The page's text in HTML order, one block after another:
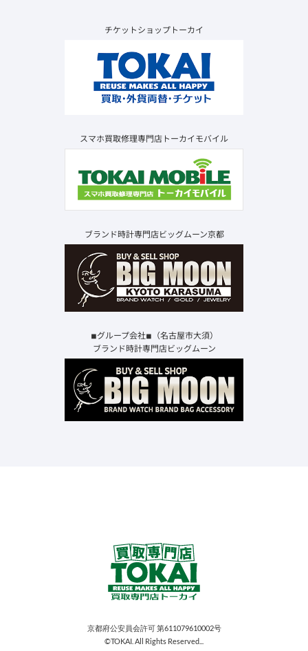
チケットショップトーカイ
スマホ買取修理専門店トーカイモバイル
ブランド時計専門店ビッグムーン京都
◾︎グループ会社◾︎（名古屋市大須）
ブランド時計専門店ビッグムーン
京都府公安員会許可 第611079610002号
©TOKAI. All Rights Reserved...